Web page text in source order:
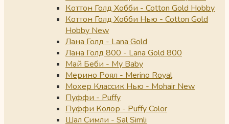
Коттон Голд Хобби - Cotton Gold Hobby
Коттон Голд Хобби Нью - Cotton Gold
Hobby New
Лана Голд - Lana Gold
Лана Голд 800 - Lana Gold 800
Май Беби - My Baby
Мерино Роял - Merino Royal
Мохер Классик Нью - Mohair New
Пуффи - Puffy
Пуффи Колор - Puffy Color
Шал Симли - Sal Simli